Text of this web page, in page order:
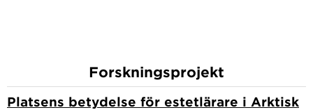
Forskningsprojekt
Platsens betydelse för estetlärare i Arktisk